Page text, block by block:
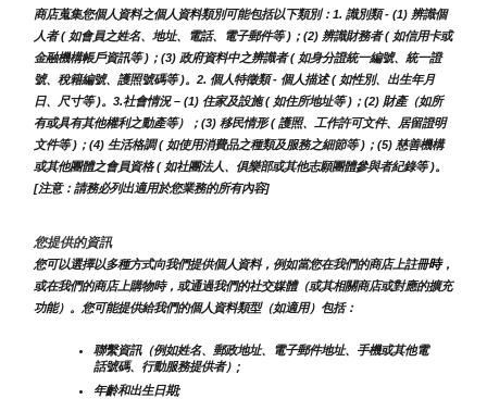
商店蒐集您個人資料之個人資料類別可能包括以下類別：1. 識別類 - (1) 辨識個
人者 ( 如會員之姓名、地址、電話、電子郵件等 )；(2) 辨識財務者 ( 如信用卡或
金融機構帳戶資訊等 )；(3) 政府資料中之辨識者 ( 如身分證統一編號、統一證
號、稅籍編號、護照號碼等 )。2. 個人特徵類 - 個人描述 ( 如性別、出生年月
日、尺寸等 )。3.社會情況 – (1) 住家及設施 ( 如住所地址等 )；(2) 財產（如所
有或具有其他權利之動產等）；(3) 移民情形 ( 護照、工作許可文件、居留證明
文件等 )；(4) 生活格調 ( 如使用消費品之種類及服務之細節等 )；(5) 慈善機構
或其他團體之會員資格 ( 如社團法人、俱樂部或其他志願團體參與者紀錄等 )。
[注意：請務必列出適用於您業務的所有內容]
您提供的資訊
您可以選擇以多種方式向我們提供個人資料，例如當您在我們的商店上註冊時，
或在我們的商店上購物時，或通過我們的社交媒體（或其相關商店或對應的擴充
功能）。您可能提供給我們的個人資料類型（如適用）包括：
聯繫資訊（例如姓名、郵政地址、電子郵件地址、手機或其他電
話號碼、行動服務提供者）;
年齡和出生日期;